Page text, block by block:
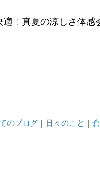
適！真夏の涼しさ体感
のブログ 日々のこと